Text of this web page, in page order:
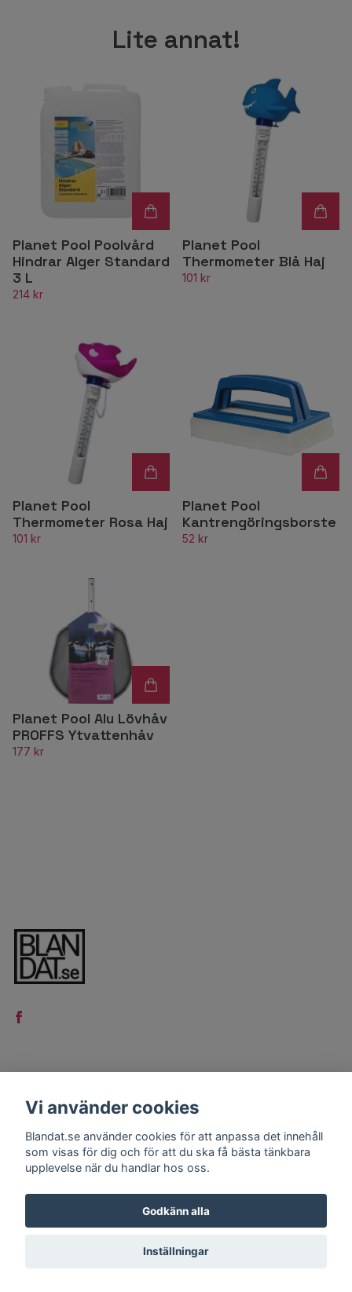
Lite annat!
Planet Pool Poolvård
Hindrar Alger Standard
3 L
214 kr
Planet Pool
Thermometer Blå Haj
101 kr
Planet Pool
Thermometer Rosa Haj
101 kr
Planet Pool
Kantrengöringsborste
52 kr
Planet Pool Alu Lövhåv
PROFFS Ytvattenhåv
177 kr
Kontakt
Köpvillkor
© 2026 Blandat.se
Vi använder cookies
Blandat.se använder cookies för att anpassa det innehåll
som visas för dig och för att du ska få bästa tänkbara
upplevelse när du handlar hos oss.
Godkänn alla
Inställningar